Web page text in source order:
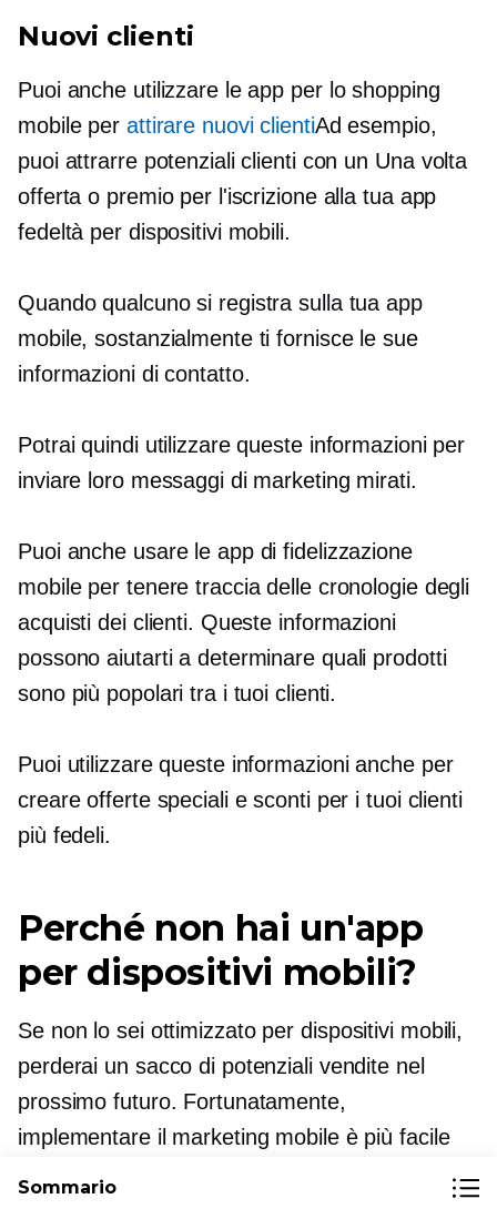
Nuovi clienti
Puoi anche utilizzare le app per lo shopping
mobile per attirare nuovi clientiAd esempio,
puoi attrarre potenziali clienti con un Una volta
offerta o premio per l'iscrizione alla tua app
fedeltà per dispositivi mobili.
Quando qualcuno si registra sulla tua app
mobile, sostanzialmente ti fornisce le sue
informazioni di contatto.
Potrai quindi utilizzare queste informazioni per
inviare loro messaggi di marketing mirati.
Puoi anche usare le app di fidelizzazione
mobile per tenere traccia delle cronologie degli
acquisti dei clienti. Queste informazioni
possono aiutarti a determinare quali prodotti
sono più popolari tra i tuoi clienti.
Puoi utilizzare queste informazioni anche per
creare offerte speciali e sconti per i tuoi clienti
più fedeli.
Perché non hai un'app
per dispositivi mobili?
Se non lo sei ottimizzato per dispositivi mobili,
perderai un sacco di potenziali vendite nel
prossimo futuro. Fortunatamente,
implementare il marketing mobile è più facile
che mai, e ci sono un sacco di ottime agenzie
Sommario